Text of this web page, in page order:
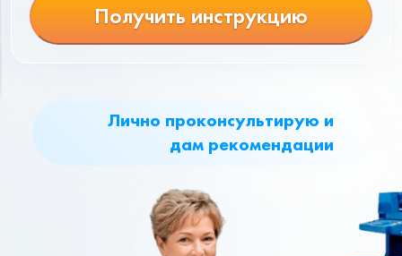
Лично проконсультирую и
дам рекомендации
Получить инструкцию